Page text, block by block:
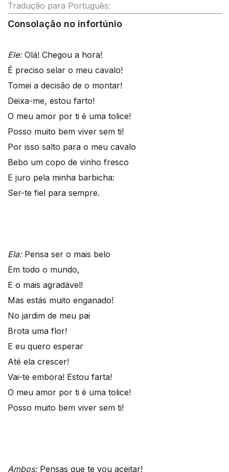
Tradução para Português:
Consolação no infortúnio
Ele: Olá! Chegou a hora!
É preciso selar o meu cavalo!
Tomei a decisão de o montar!
Deixa-me, estou farto!
O meu amor por ti é uma tolice!
Posso muito bem viver sem ti!
Por isso salto para o meu cavalo
Bebo um copo de vinho fresco
E juro pela minha barbicha:
Ser-te fiel para sempre.
Ela: Pensa ser o mais belo
Em todo o mundo,
E o mais agradável!
Mas estás muito enganado!
No jardim de meu pai
Brota uma flor!
E eu quero esperar
Até ela crescer!
Vai-te embora! Estou farta!
O meu amor por ti é uma tolice!
Posso muito bem viver sem ti!
Ambos: Pensas que te vou aceitar!